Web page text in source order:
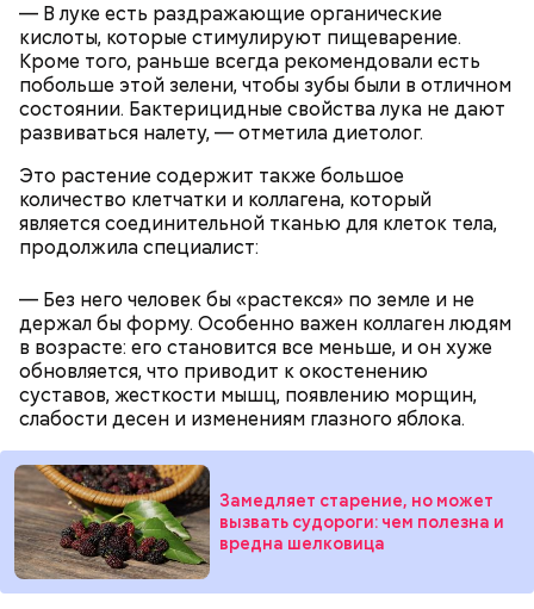
— В луке есть раздражающие органические
кислоты, которые стимулируют пищеварение.
Кроме того, раньше всегда рекомендовали есть
побольше этой зелени, чтобы зубы были в отличном
состоянии. Бактерицидные свойства лука не дают
развиваться налету, — отметила диетолог.
Это растение содержит также большое
количество клетчатки и коллагена, который
является соединительной тканью для клеток тела,
продолжила специалист:
— Без него человек бы «растекся» по земле и не
держал бы форму. Особенно важен коллаген людям
в возрасте: его становится все меньше, и он хуже
обновляется, что приводит к окостенению
суставов, жесткости мышц, появлению морщин,
слабости десен и изменениям глазного яблока.
Замедляет старение, но может
вызвать судороги: чем полезна и
вредна шелковица
беременным, кормящим женщинам;
людям с ослабленной иммунной системой;
пожилым;
детям.
— Там может содержаться огромное количество
нитратов, которое вызовет головокружение,
гипоксию и ухудшение физического состояния, —
предостерегла Соломатина.